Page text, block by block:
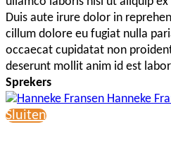
Duis aute irure dolor in
cillum dolore eu fugiat nulla
occaecat cupidatat non
deserunt mollit anim id est
Sprekers
Hanneke
Sluiten